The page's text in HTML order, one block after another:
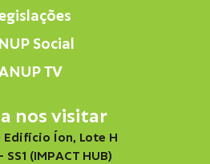
Social
TV
nos visitar
Edifício Íon, Lote H
SS1 (IMPACT HUB)